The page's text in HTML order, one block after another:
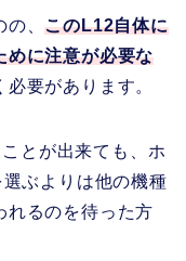
の、このL12自体に
めに注意が必要な
要があります。
とが出来ても、ホ
ぶよりは他の機種
れるのを待った方